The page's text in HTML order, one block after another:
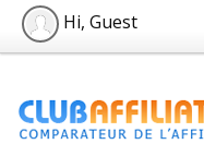
Hi, Guest